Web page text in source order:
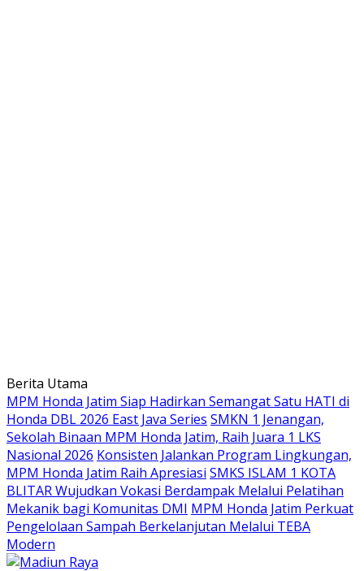
Langsung
ke
konten
Berita Utama
MPM Honda Jatim Siap Hadirkan Semangat Satu HATI di
Honda DBL 2026 East Java Series SMKN 1 Jenangan,
Sekolah Binaan MPM Honda Jatim, Raih Juara 1 LKS
Nasional 2026 Konsisten Jalankan Program Lingkungan,
MPM Honda Jatim Raih Apresiasi SMKS ISLAM 1 KOTA
BLITAR Wujudkan Vokasi Berdampak Melalui Pelatihan
Mekanik bagi Komunitas DMI MPM Honda Jatim Perkuat
Pengelolaan Sampah Berkelanjutan Melalui TEBA
Modern